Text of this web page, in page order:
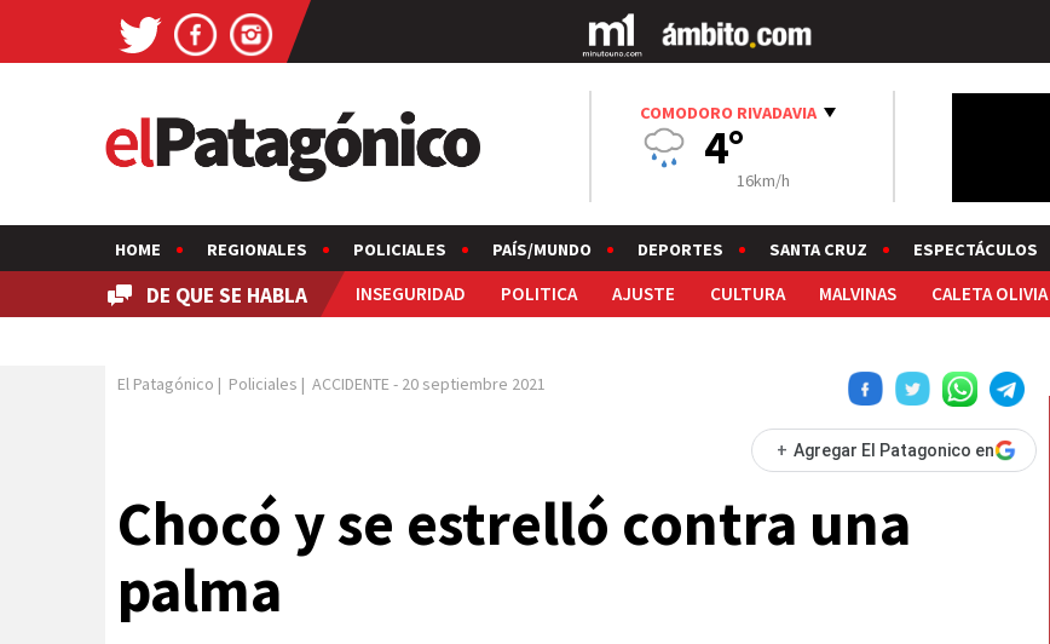
COMODORO RIVADAVIA
4°
16km/h
HOME REGIONALES POLICIALES PAÍS/MUNDO DEPORTES SANTA CRUZ ESPECTÁCULOS
DE QUE SE HABLA INSEGURIDAD POLITICA AJUSTE CULTURA MALVINAS CALETA OLIVIA
El Patagónico | Policiales | ACCIDENTE- 20 septiembre 2021
+ Agregar El Patagonico en
Chocó y se estrelló contra una
palma